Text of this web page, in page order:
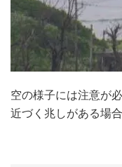
空の様子には注意が
近づく兆しがある場